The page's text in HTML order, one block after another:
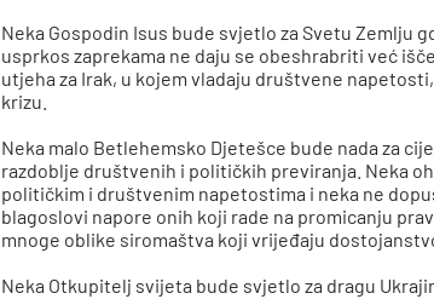
Neka Gospodin Isus bude svjetlo za Svetu Zemlju
usprkos zaprekama ne daju se obeshrabriti već
utjeha za Irak, u kojem vladaju društvene
krizu.
Neka malo Betlehemsko Djetešce bude nada za
razdoblje društvenih i političkih previranja. Neka
političkim i društvenim napetostima i neka ne
blagoslovi napore onih koji rade na promicanju
mnoge oblike siromaštva koji vrijeđaju
Neka Otkupitelj svijeta bude svjetlo za dragu